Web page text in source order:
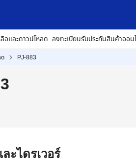
อและดาวน์โหลด ลงทะเบียนรับประกันสินค้าออน
PJ-883
ะไดรเวอร์